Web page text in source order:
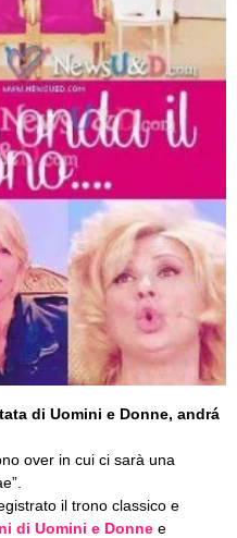
di Uomini e Donne, andrá
over in cui ci sarà una
il trono classico e
di Uomini e Donne e